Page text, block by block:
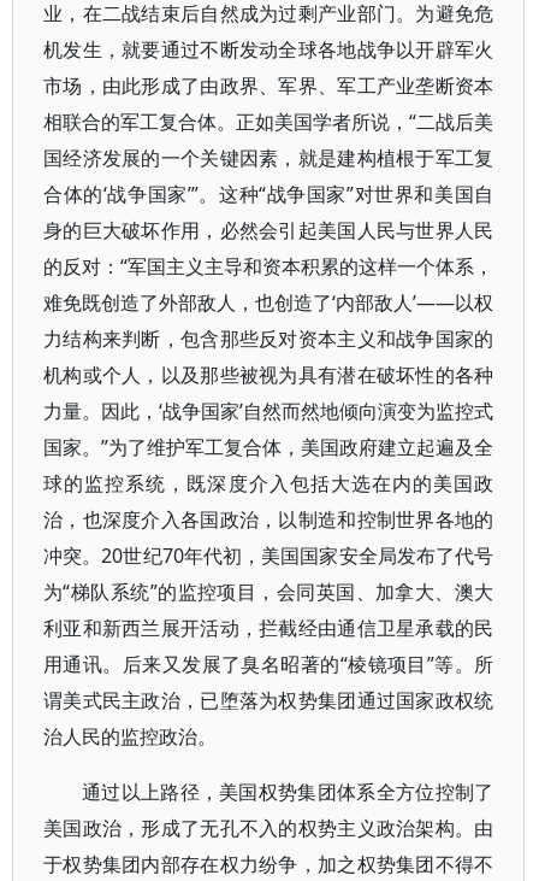
业，在二战结束后自然成为过剩产业部门。为避免危
机发生，就要通过不断发动全球各地战争以开辟军火
市场，由此形成了由政界、军界、军工产业垄断资本
相联合的军工复合体。正如美国学者所说，“二战后美
国经济发展的一个关键因素，就是建构植根于军工复
合体的‘战争国家’”。这种“战争国家”对世界和美国自
身的巨大破坏作用，必然会引起美国人民与世界人民
的反对：“军国主义主导和资本积累的这样一个体系，
难免既创造了外部敌人，也创造了‘内部敌人’——以权
力结构来判断，包含那些反对资本主义和战争国家的
机构或个人，以及那些被视为具有潜在破坏性的各种
力量。因此，‘战争国家’自然而然地倾向演变为监控式
国家。”为了维护军工复合体，美国政府建立起遍及全
球的监控系统，既深度介入包括大选在内的美国政
治，也深度介入各国政治，以制造和控制世界各地的
冲突。20世纪70年代初，美国国家安全局发布了代号
为“梯队系统”的监控项目，会同英国、加拿大、澳大
利亚和新西兰展开活动，拦截经由通信卫星承载的民
用通讯。后来又发展了臭名昭著的“棱镜项目”等。所
谓美式民主政治，已堕落为权势集团通过国家政权统
治人民的监控政治。
通过以上路径，美国权势集团体系全方位控制了
美国政治，形成了无孔不入的权势主义政治架构。由
于权势集团内部存在权力纷争，加之权势集团不得不